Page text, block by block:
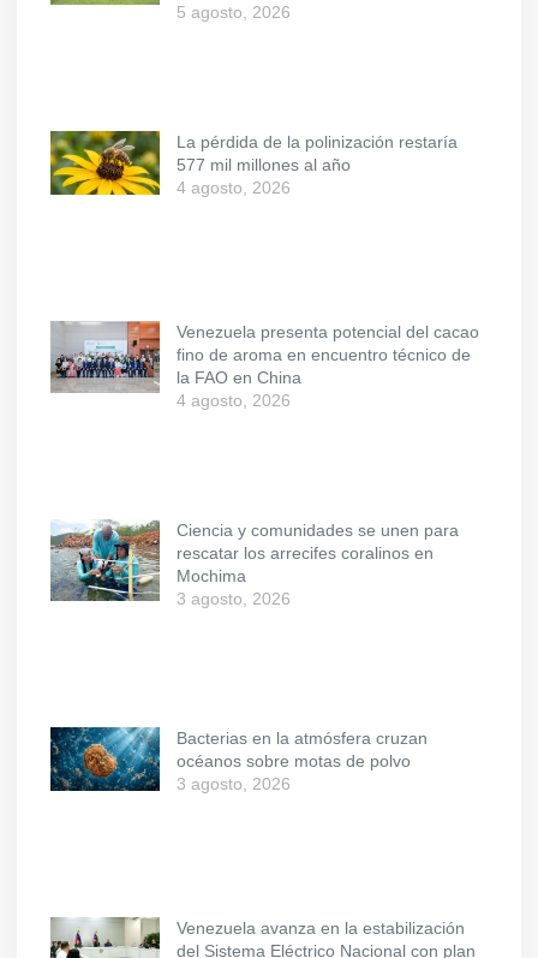
5 agosto, 2026
La pérdida de la polinización restaría
577 mil millones al año
4 agosto, 2026
Venezuela presenta potencial del cacao
fino de aroma en encuentro técnico de
la FAO en China
4 agosto, 2026
Ciencia y comunidades se unen para
rescatar los arrecifes coralinos en
Mochima
3 agosto, 2026
Bacterias en la atmósfera cruzan
océanos sobre motas de polvo
3 agosto, 2026
Venezuela avanza en la estabilización
del Sistema Eléctrico Nacional con plan